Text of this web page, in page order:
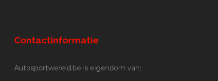
Contactinformatie
Autosportwereld.be is eigendom van: